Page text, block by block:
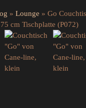
» Lounge » Go
cm Tischplatte (P072)